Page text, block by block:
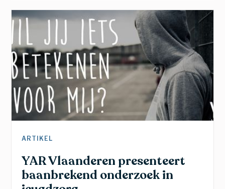
Een verhaal dat kinderen helpt groeien in rust,
veiligheid en vertrouwen en dat toont dat ze er
nooit alleen voor staan.
ARTIKEL
YAR Vlaanderen presenteert
baanbrekend onderzoek in